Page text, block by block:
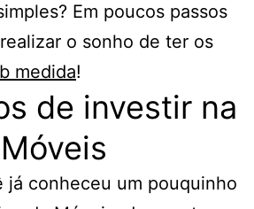
Em poucos passos
o sonho de ter os
medida!
de investir na
já conheceu um pouquinho